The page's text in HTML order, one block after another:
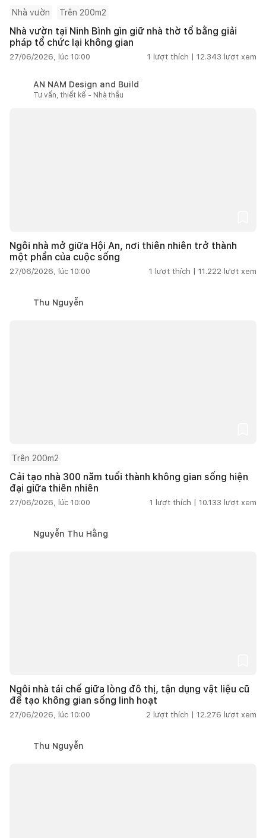
Nhà vườn Trên 200m2
Nhà vườn tại Ninh Bình gìn giữ nhà thờ tổ bằng giải
pháp tổ chức lại không gian
27/06/2026, lúc 10:00 1 lượt thích | 12.343 lượt xem
AN NAM Design and Build
Tư vấn, thiết kế - Nhà thầu
Ngôi nhà mở giữa Hội An, nơi thiên nhiên trở thành
một phần của cuộc sống
27/06/2026, lúc 10:00 1 lượt thích | 11.222 lượt xem
Thu Nguyễn
Trên 200m2
Cải tạo nhà 300 năm tuổi thành không gian sống hiện
đại giữa thiên nhiên
27/06/2026, lúc 10:00 1 lượt thích | 10.133 lượt xem
Nguyễn Thu Hằng
Ngôi nhà tái chế giữa lòng đô thị, tận dụng vật liệu cũ
để tạo không gian sống linh hoạt
27/06/2026, lúc 10:00 2 lượt thích | 12.276 lượt xem
Thu Nguyễn